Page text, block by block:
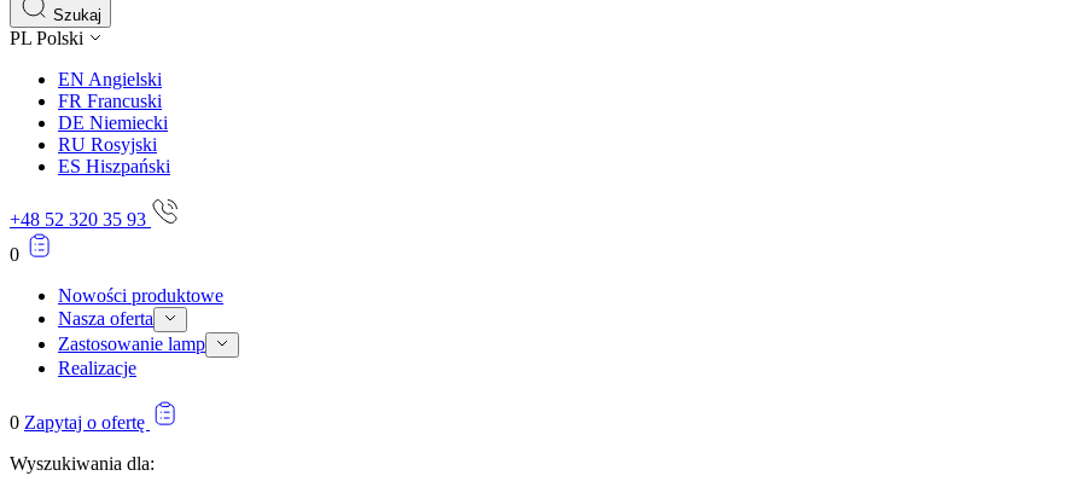
Szukaj
PL Polski
EN Angielski
FR Francuski
DE Niemiecki
RU Rosyjski
ES Hiszpański
+48 52 320 35 93
0
Nowości produktowe
Nasza oferta
Zastosowanie lamp
Realizacje
0 Zapytaj o ofertę
Wyszukiwania dla: